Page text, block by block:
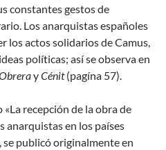
constantes gestos de
Los anarquistas españoles
los actos solidarios de Camus,
políticas; así se observa en
yCénit(pagína 57).
recepción de la obra de
anarquistas en los países
publicó originalmente en